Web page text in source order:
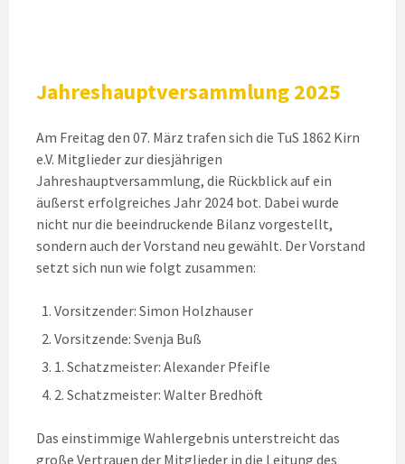
Jahreshauptversammlung 2025
Am Freitag den 07. März trafen sich die TuS 1862 Kirn
e.V. Mitglieder zur diesjährigen
Jahreshauptversammlung, die Rückblick auf ein
äußerst erfolgreiches Jahr 2024 bot. Dabei wurde
nicht nur die beeindruckende Bilanz vorgestellt,
sondern auch der Vorstand neu gewählt. Der Vorstand
setzt sich nun wie folgt zusammen:
Vorsitzender: Simon Holzhauser
Vorsitzende: Svenja Buß
1. Schatzmeister: Alexander Pfeifle
2. Schatzmeister: Walter Bredhöft
Das einstimmige Wahlergebnis unterstreicht das
große Vertrauen der Mitglieder in die Leitung des